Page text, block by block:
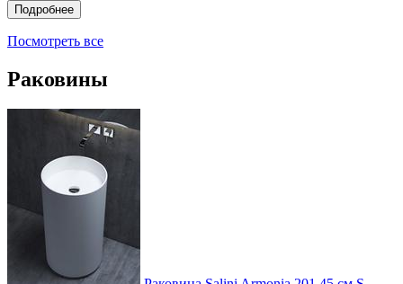
Подробнее
Посмотреть все
Раковины